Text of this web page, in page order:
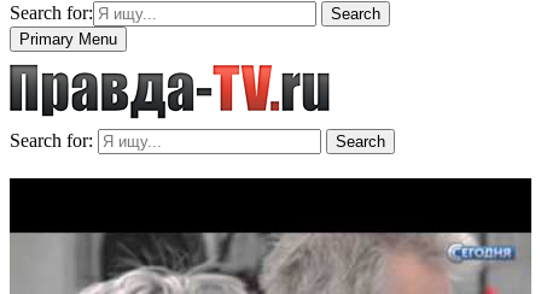
Search for:
Search
Primary Menu
Search for: Search